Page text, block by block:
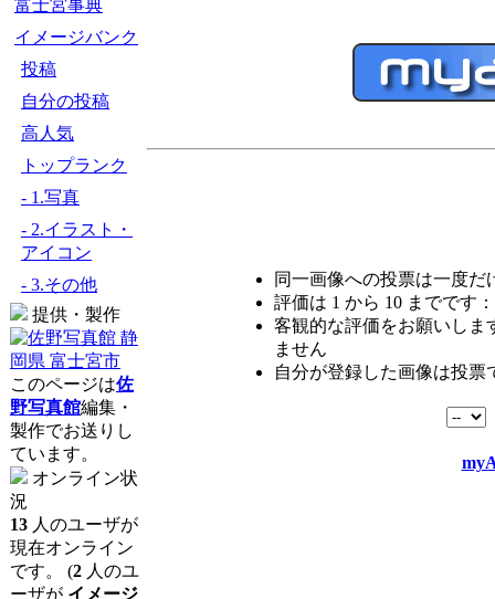
富士宮事典
イメージバンク
投稿
自分の投稿
高人気
トップランク
- 1.写真
- 2.イラスト・
アイコン
- 3.その他
提供・製作
このページは佐
野写真館編集・
製作でお送りし
ています。
オンライン状
況
13 人のユーザが
現在オンライン
です。 (2 人のユ
ーザが イメージ
同一画像への投票は一度だ
評価は 1 から 10 までです
客観的な評価をお願いしま
ません
自分が登録した画像は投票